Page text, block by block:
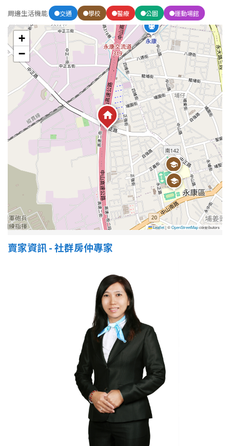
屋齡
不拘
5 年以下
5-10 年 10-20 年
20-30 年 30-40 年
40 年以上
售價
周邊生活機能 交通 學校 醫療 公園 運動場館
+
−
Leaflet|©OpenStreetMapcontributors
賣家資訊 - 社群房仲專家